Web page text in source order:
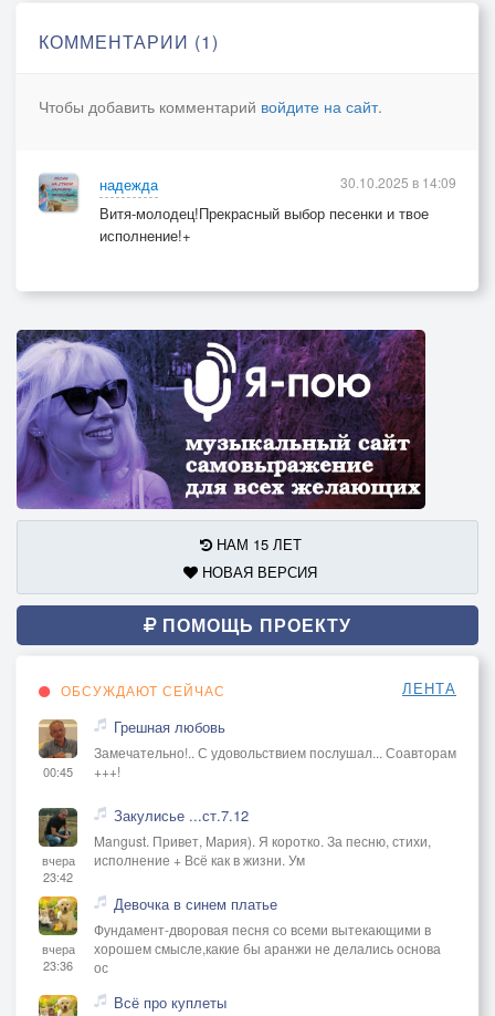
КОММЕНТАРИИ (1)
Чтобы добавить комментарий войдите на сайт.
надежда
Витя-молодец!Прекрасный выбор песенки и твое
исполнение!+
30.10.2025 в 14:09
НАМ 15 ЛЕТ
НОВАЯ ВЕРСИЯ
ПОМОЩЬ ПРОЕКТУ
ОБСУЖДАЮТ СЕЙЧАС ЛЕНТА
00:45
Грешная любовь
Замечательно!.. С удовольствием послушал... Соавторам
+++!
вчера
23:42
Закулисье ...ст.7.12
Mangust. Привет, Мария). Я коротко. За песню, стихи,
исполнение + Всё как в жизни. Ум
вчера
23:36
Девочка в синем платье
Фундамент-дворовая песня со всеми вытекающими в
хорошем смысле,какие бы аранжи не делались основа
ос
Всё про куплеты